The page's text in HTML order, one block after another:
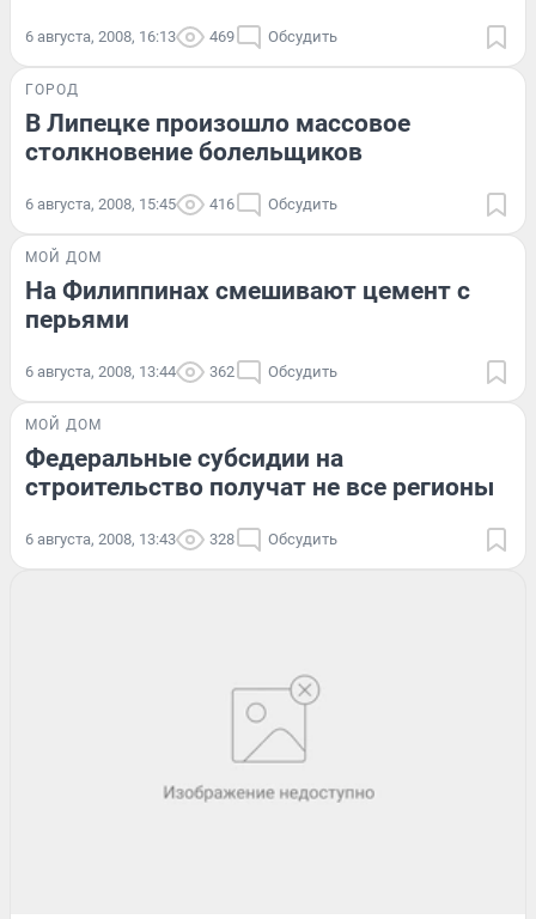
6 августа, 2008, 16:13 469 Обсудить
ГОРОД
В Липецке произошло массовое
столкновение болельщиков
6 августа, 2008, 15:45 416 Обсудить
МОЙ ДОМ
На Филиппинах смешивают цемент с
перьями
6 августа, 2008, 13:44 362 Обсудить
МОЙ ДОМ
Федеральные субсидии на
строительство получат не все регионы
6 августа, 2008, 13:43 328 Обсудить